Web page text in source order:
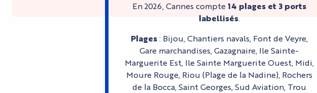
En 2026, Cannes compte 14 plages et 3 ports
labellisés.
Plages: Bijou, Chantiers navals, Font de Veyre,
Gare marchandises, Gazagnaire, Ile Sainte-
Marguerite Est, Ile Sainte Marguerite Ouest, Midi,
Moure Rouge, Riou (Plage de la Nadine), Rochers
de la Bocca, Saint Georges, Sud Aviation, Trou